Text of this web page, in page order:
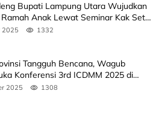
Bupati Lampung Utara Wujudkan
Anak Lewat Seminar Kak Seto,
2025 1332
Tangguh Bencana, Wagub
Konferensi 3rd ICDMM 2025 di
2025 1308